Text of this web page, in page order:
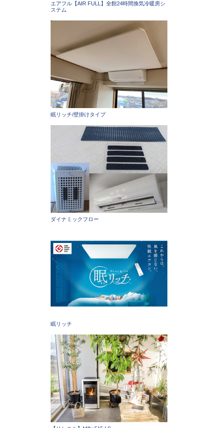
エアフル【AIR FULL】全館24時間換気冷暖房シ
ステム
眠リッチ/壁掛けタイプ
ダイナミックフロー
眠リッチ